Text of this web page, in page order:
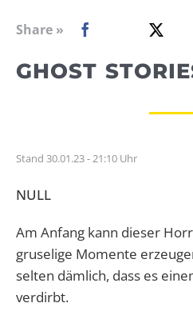
WEBRADIO
Share »
GHOST
Stand 30.01.23 - 21:10 Uhr
NULL
Am Anfang kann dieser
gruselige Momente
selten dämlich, dass es
verdirbt.